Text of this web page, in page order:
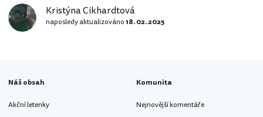
Kristýna Cikhardtová
naposledy aktualizováno18. 02. 2025
Náš obsah
Akční letenky
Komunita
Nejnovější komentáře